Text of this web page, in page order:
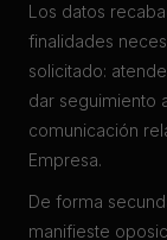
Los datos
finalidades
solicitado:
dar seguimiento
comunicación
Empresa.
De forma
manifieste